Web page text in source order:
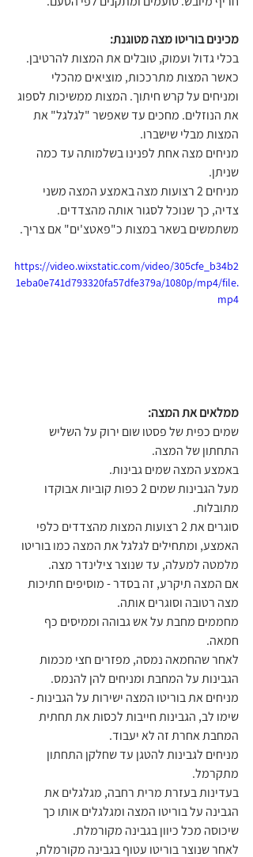
מכינים בוריטו מצה מטוגנת:
בכלי גדול ועמוק, טובלים את המצות להרטיבן.
כאשר המצות מתרככות, מוציאים מהכלי
ומניחים על קרש חיתוך. המצות ממשיכות לספוג
את הנוזלים. מחכים עד שאפשר "לגלגל" את
המצות מבלי שישברו.
מניחים מצה אחת לפנינו בשלמותה עד כמה
שניתן.
מניחים 2 רצועות מצה באמצע המצה משני
צדיה, כך שנוכל לסגור אותה מהצדדים.
משתמשים בשאר במצות כ"פאטצ'ים" אם צריך.
https://video.wixstatic.com/video/305cfe_b34b2
1eba0e741d793320fa57dfe379a/1080p/mp4/file.
mp4
ממלאים את המצה:
שמים כפית של פסטו שום ירוק על השליש
התחתון של המצה.
באמצע המצה שמים גבינות.
מעל הגבינות שמים 2 כפות קוביות אבוקדו
מתובלות.
סוגרים את 2 רצועות המצות מהצדדים כלפי
האמצע, ומתחילים לגלגל את המצה כמו בוריטו
מלמטה למעלה, עד שנוצר צילינדר מצה.
אם המצה תיקרע, זה בסדר - מוסיפים חתיכות
מצה רטובה וסוגרים אותה.
מחממים מחבת על אש גבוהה וממיסים כף
חמאה.
לאחר שהחמאה נמסה, מפזרים חצי מכמות
הגבינות על המחבת ומניחים להן להנמס.
מניחים את בוריטו המצה ישירות על הגבינות -
שימו לב, הגבינות חייבות לכסות את תחתית
המחבת אחרת זה לא יעבוד.
מניחים לגבינות להטגן עד שחלקן התחתון
מתקרמל.
בעדינות בעזרת מרית רחבה, מגלגלים את
הגבינה על בוריטו המצה ומגלגלים אותו כך
שיכוסה מכל כיוון בגבינה מקורמלת.
לאחר שנוצר בוריטו עטוף בגבינה מקורמלת,